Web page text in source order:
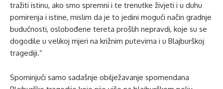
tražiti istinu, ako smo spremni i te trenutke živjeti i u duhu
pomirenja i istine, mislim da je to jedini mogući način gradnje
budućnosti, oslobođene tereta prošlih nepravdi, koje su se
dogodile u velikoj mjeri na križnim putevima i u Blajburškoj
tragediji.“
Spominjući samo sadašnje obilježavanje spomendana